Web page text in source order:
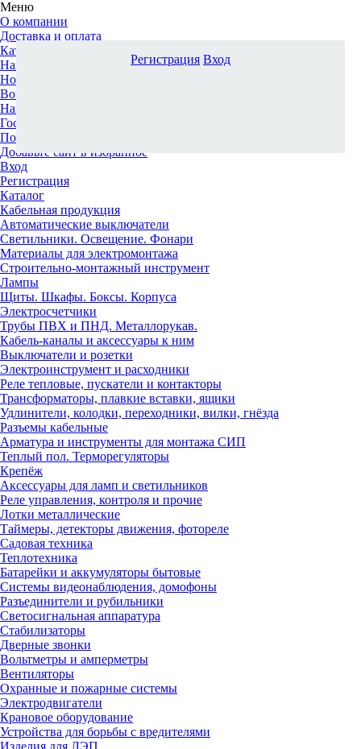
Меню
О компании
Доставка и оплата
Каталог
Наши офисы
Новости и новинки
Вопрос-ответ
Наша команда
Гос. заказчикам
Поставщикам
Добавьте сайт в избранное
Вход
Регистрация
Каталог
Кабельная продукция
Автоматические выключатели
Светильники. Освещение. Фонари
Материалы для электромонтажа
Строительно-монтажный инструмент
Лампы
Щиты. Шкафы. Боксы. Корпуса
Электросчетчики
Трубы ПВХ и ПНД. Металлорукав.
Кабель-каналы и аксессуары к ним
Выключатели и розетки
Электроинструмент и расходники
Реле тепловые, пускатели и контакторы
Трансформаторы, плавкие вставки, ящики
Удлинители, колодки, переходники, вилки, гнёзда
Разъемы кабельные
Арматура и инструменты для монтажа СИП
Теплый пол. Терморегуляторы
Крепёж
Аксессуары для ламп и светильников
Реле управления, контроля и прочие
Лотки металлические
Таймеры, детекторы движения, фотореле
Садовая техника
Теплотехника
Батарейки и аккумуляторы бытовые
Системы видеонаблюдения, домофоны
Разъединители и рубильники
Светосигнальная аппаратура
Стабилизаторы
Дверные звонки
Вольтметры и амперметры
Вентиляторы
Охранные и пожарные системы
Электродвигатели
Крановое оборудование
Устройства для борьбы с вредителями
Изделия для ЛЭП
Регистрация Вход